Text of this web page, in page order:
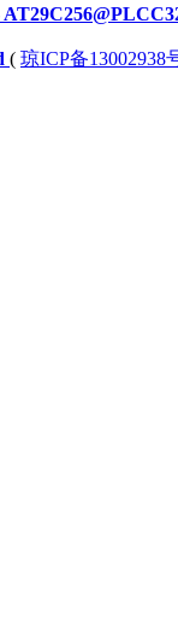
( 琼ICP备13002938